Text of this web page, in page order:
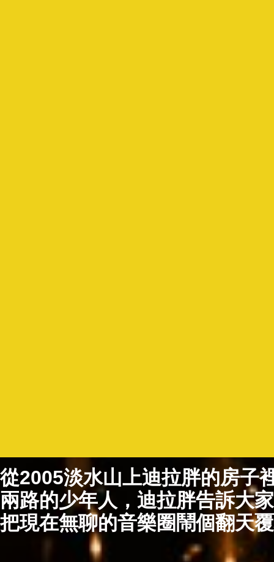
從2005淡水山上迪拉胖的房子
兩路的少年人，迪拉胖告訴大
把現在無聊的音樂圈鬧個翻天